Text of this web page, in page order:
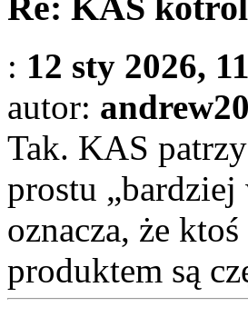
: 12 sty 2026,
autor:
Tak. KAS
prostu
oznacza, że
produktem są